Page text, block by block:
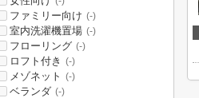
ファミリー向け (-)
室内洗濯機置場 (-)
フローリング (-)
ロフト付き (-)
メゾネット (-)
ベランダ (-)